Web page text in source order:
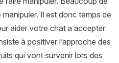
Il est donc temps de
aider votre chat a accepter
à positiver l’approche des
qui vont survenir lors des